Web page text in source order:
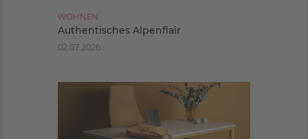
WOHNEN
Authentisches Alpenflair
02.07.2026